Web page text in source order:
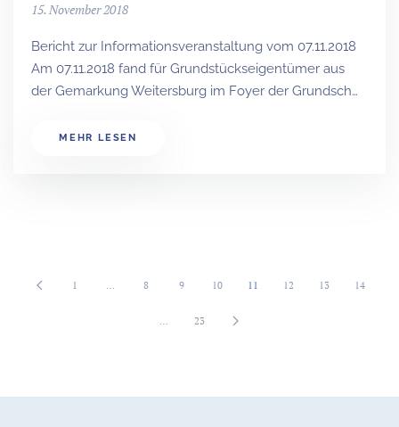
15. November 2018
Bericht zur Informationsveranstaltung vom 07.11.2018
Am 07.11.2018 fand für Grundstückseigentümer aus
der Gemarkung Weitersburg im Foyer der Grundsch…
MEHR LESEN
1 8 9 10 11 12 13 14
23